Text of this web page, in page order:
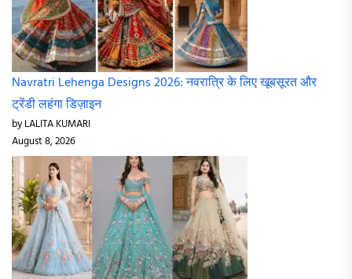
Navratri Lehenga Designs 2026: नवरात्रि के लिए खूबसूरत और
ट्रेंडी लहंगा डिज़ाइन
by LALITA KUMARI
August 8, 2026